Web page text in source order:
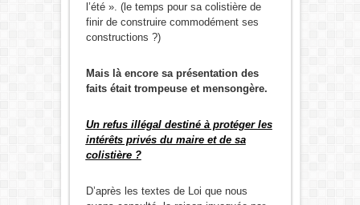
l’été ». (le temps pour sa colistière de
finir de construire commodément ses
constructions ?)
Mais là encore sa présentation des
faits était trompeuse et mensongère.
Un refus illégal destiné à protéger les
intérêts privés du maire et de sa
colistière ?
D’après les textes de Loi que nous